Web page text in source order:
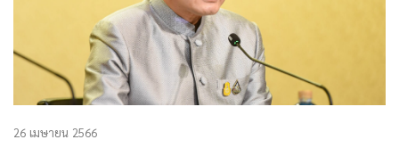
26 เมษายน 2566